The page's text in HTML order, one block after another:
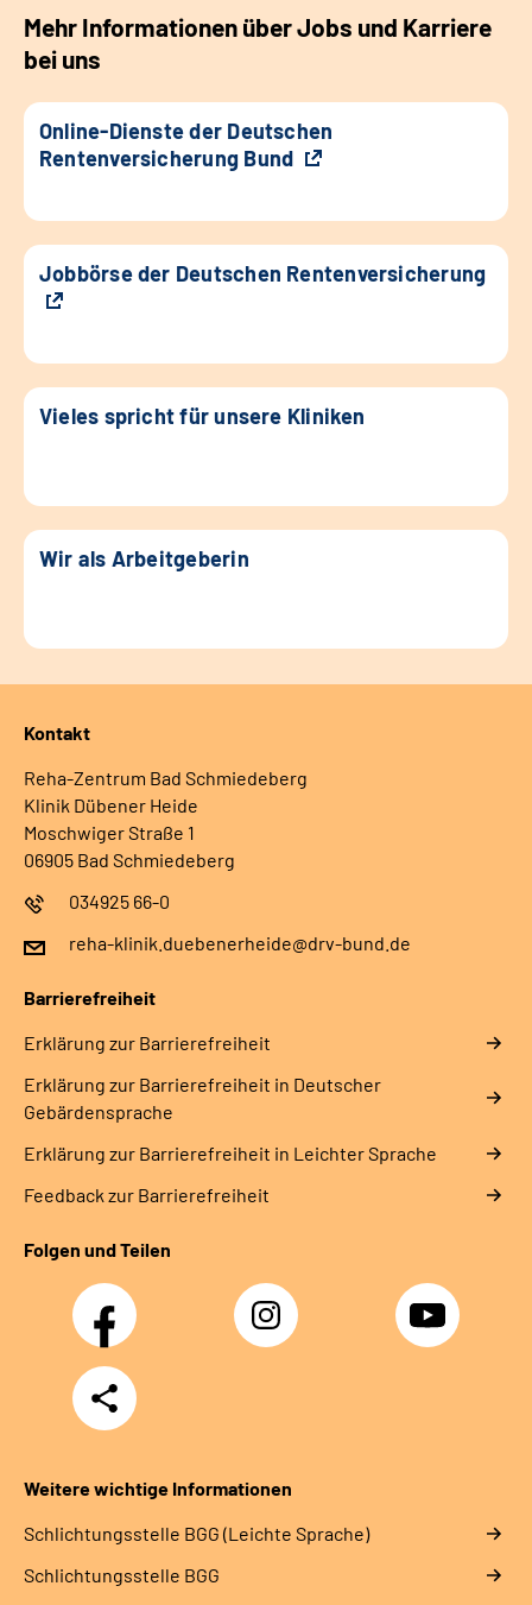
Mehr Informationen über Jobs und Karriere
bei uns
Online-Dienste der Deutschen
Rentenversicherung Bund
Jobbörse der Deutschen Rentenversicherung
Vieles spricht für unsere Kliniken
Wir als Arbeitgeberin
Kontakt
Reha-Zentrum Bad Schmiedeberg
Klinik Dübener Heide
Moschwiger Straße 1
06905 Bad Schmiedeberg
034925 66-0
reha-klinik.duebenerheide@drv-bund.de
Barrierefreiheit
Erklärung zur Barrierefreiheit
Erklärung zur Barrierefreiheit in Deutscher
Gebärdensprache
Erklärung zur Barrierefreiheit in Leichter Sprache
Feedback zur Barrierefreiheit
Folgen und Teilen
Facebook Instagram YouTube
Teilen
Weitere wichtige Informationen
Schlich­tungs­stel­le BGG (Leichte Sprache)
Schlich­tungs­stel­le BGG